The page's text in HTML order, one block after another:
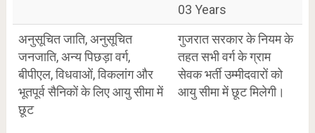
03 Years
अनुसूचित जाति, अनुसूचित
जनजाति, अन्य पिछड़ा वर्ग,
बीपीएल, विधवाओं, विकलांग और
भूतपूर्व सैनिकों के लिए आयु सीमा में
छूट
गुजरात सरकार के नियम के
तहत सभी वर्ग के ग्राम
सेवक भर्ती उम्मीदवारों को
आयु सीमा में छूट मिलेगी।